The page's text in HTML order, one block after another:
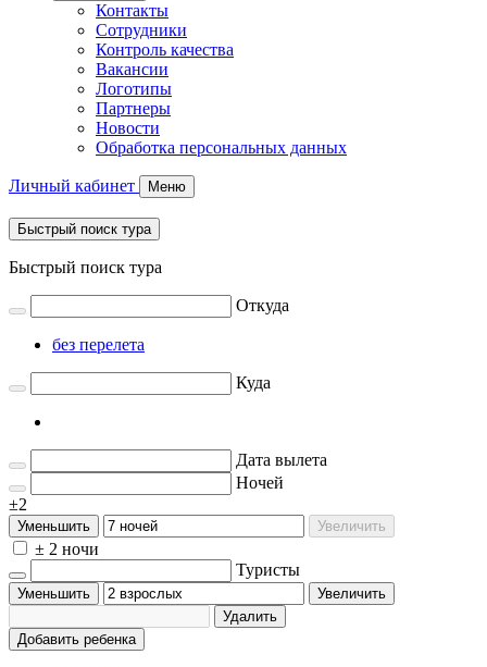
Контакты
Сотрудники
Контроль качества
Вакансии
Логотипы
Партнеры
Новости
Обработка персональных данных
Личный кабинет Меню
Быстрый поиск тура
Быстрый поиск тура
Откуда
без перелета
Куда
Дата вылета
Ночей
±2
Уменьшить Увеличить
± 2 ночи
Туристы
Уменьшить
Увеличить
Удалить
Добавить ребенка